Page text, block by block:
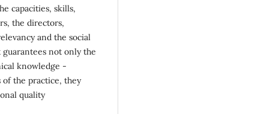
capacities, skills,
the directors,
and the social
not only the
knowledge -
the practice, they
quality